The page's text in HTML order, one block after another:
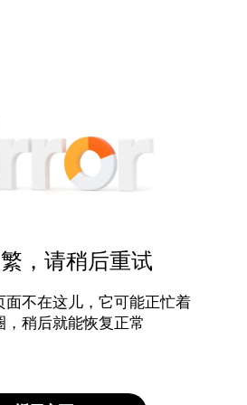
，请稍后重试
面不在这儿，它可能正忙着
，稍后就能恢复正常